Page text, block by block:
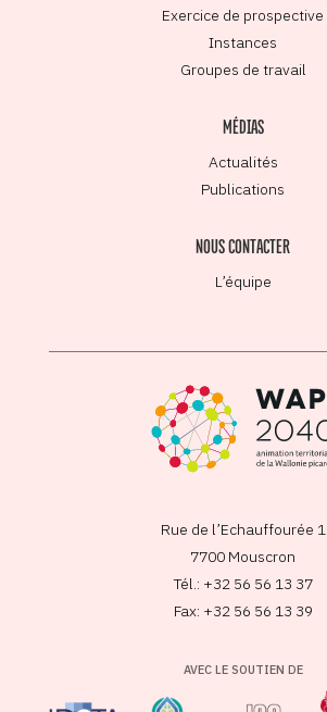
Exercice de prospective
Instances
Groupes de travail
MÉDIAS
Actualités
Publications
NOUS CONTACTER
L’équipe
Rue de l’Echauffourée 1
7700 Mouscron
Tél.: +32 56 56 13 37
Fax: +32 56 56 13 39
AVEC LE SOUTIEN DE